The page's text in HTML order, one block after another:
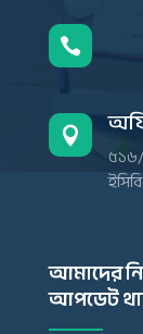


আমাদের
আপডেট